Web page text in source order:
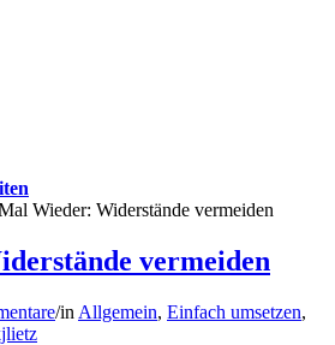
Wieder: Widerstände vermeiden
vermeiden
/in Allgemein, Einfach umsetzen,